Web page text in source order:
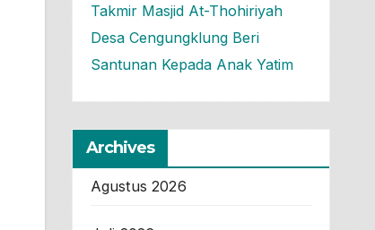
Takmir Masjid At-Thohiriyah
Desa Cengungklung Beri
Santunan Kepada Anak Yatim
Archives
Agustus 2026